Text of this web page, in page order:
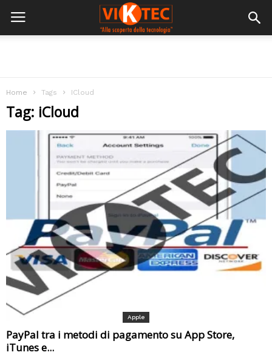
Home Tags ICloud
Tag: iCloud
Apple
PayPal tra i metodi di pagamento su App Store,
iTunes e...